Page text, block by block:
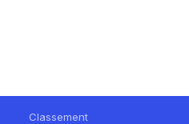
Classement